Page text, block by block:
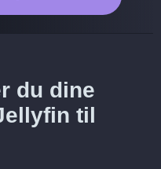
du dine
til